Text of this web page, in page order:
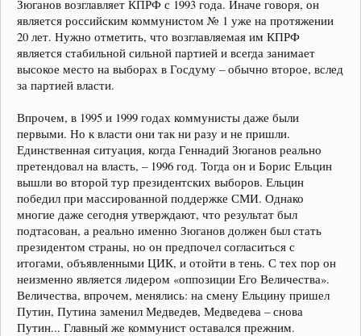
Зюганов возглавляет КПРФ с 1993 года. Иначе говоря, он
является российским коммунистом № 1 уже на протяжении
20 лет. Нужно отметить, что возглавляемая им КПРФ
является стабильной сильной партией и всегда занимает
высокое место на выборах в Госдуму – обычно второе, вслед
за партией власти.
Впрочем, в 1995 и 1999 годах коммунисты даже были
первыми. Но к власти они так ни разу и не пришли.
Единственная ситуация, когда Геннадий Зюганов реально
претендовал на власть, – 1996 год. Тогда он и Борис Ельцин
вышли во второй тур президентских выборов. Ельцин
победил при массированной поддержке СМИ. Однако
многие даже сегодня утверждают, что результат был
подтасован, а реально именно Зюганов должен был стать
президентом страны, но он предпочел согласиться с
итогами, объявленными ЦИК, и отойти в тень. С тех пор он
неизменно является лидером «оппозиции Его Величества».
Величества, впрочем, менялись: на смену Ельцину пришел
Путин, Путина заменил Медведев, Медведева – снова
Путин... Главный же коммунист оставался прежним.